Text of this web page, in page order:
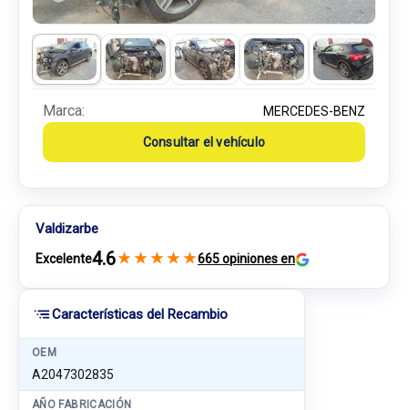
Características del Recambio
OEM
A2047302835
AÑO FABRICACIÓN
Marca: MERCEDES-BENZ
Consultar el vehículo
Valdizarbe
Excelente4.6★ ★ ★ ★ ★665 opiniones en